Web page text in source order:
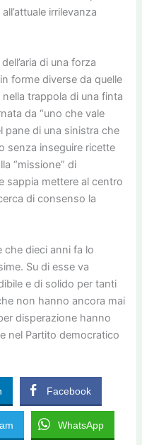
irrilevanza
di una forza
forme diverse da quelle
trappola di una finta
da “uno che vale
pane di una sinistra che
senza inseguire ricette
“missione” di
sappia mettere al centro
di consenso la
che dieci anni fa lo
Su di esse va
e di solido per tanti
non hanno ancora mai
disperazione hanno
nel Partito democratico
Facebook
WhatsApp